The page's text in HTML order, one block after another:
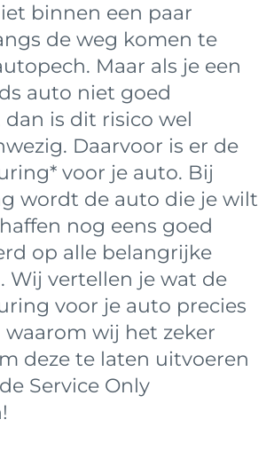
binnen een paar
de weg komen te
Maar als je een
auto niet goed
is dit risico wel
Daarvoor is er de
voor je auto. Bij
wordt de auto die je wilt
nog eens goed
op alle belangrijke
Wij vertellen je wat de
voor je auto precies
wij het zeker
deze te laten uitvoeren
Service Only